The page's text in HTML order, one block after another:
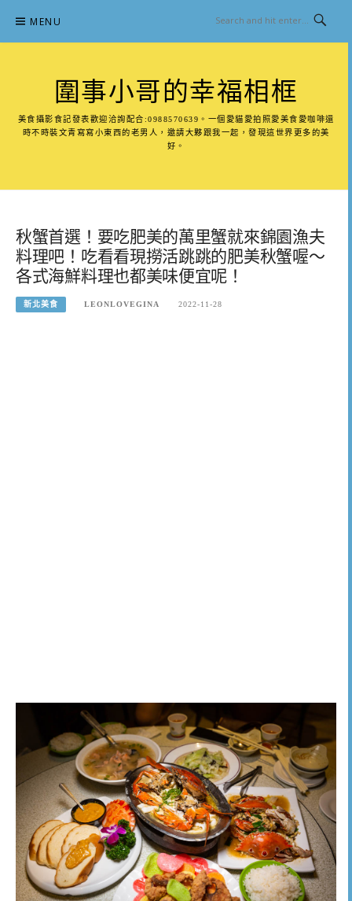
content
MENU
圍事小哥的幸福相框
美食攝影食記發表歡迎洽詢配合:0988570639。一個愛貓愛拍照愛美食愛咖啡還
時不時裝文青寫寫小東西的老男人，邀請大夥跟我一起，發現這世界更多的美
好。
秋蟹首選！要吃肥美的萬里蟹就來錦園漁夫
料理吧！吃看看現撈活跳跳的肥美秋蟹喔～
各式海鮮料理也都美味便宜呢！
新北美食 LEONLOVEGINA 2022-11-28